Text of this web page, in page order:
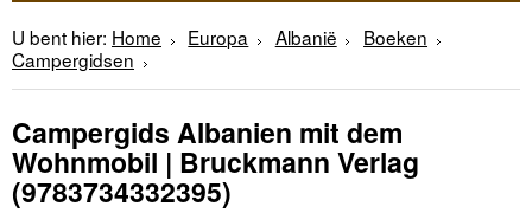
U bent hier: Home Europa Albanië
Boeken
Campergidsen
Campergids Albanien mit dem
Wohnmobil | Bruckmann Verlag
(9783734332395)